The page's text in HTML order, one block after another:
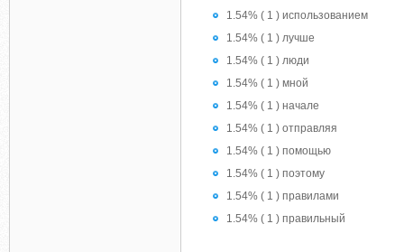
1.54% ( 1 ) использованием
1.54% ( 1 ) лучше
1.54% ( 1 ) люди
1.54% ( 1 ) мной
1.54% ( 1 ) начале
1.54% ( 1 ) отправляя
1.54% ( 1 ) помощью
1.54% ( 1 ) поэтому
1.54% ( 1 ) правилами
1.54% ( 1 ) правильный